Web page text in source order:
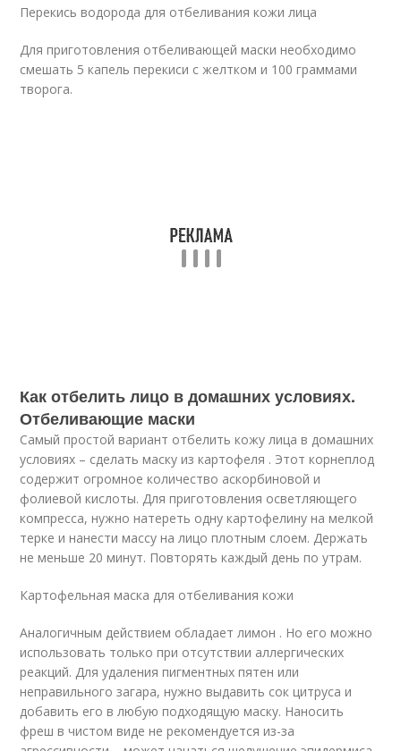
Перекись водорода для отбеливания кожи лица
Для приготовления отбеливающей маски необходимо
смешать 5 капель перекиси с желтком и 100 граммами
творога.
Как отбелить лицо в домашних условиях.
Отбеливающие маски
Самый простой вариант отбелить кожу лица в домашних
условиях – сделать маску из картофеля . Этот корнеплод
содержит огромное количество аскорбиновой и
фолиевой кислоты. Для приготовления осветляющего
компресса, нужно натереть одну картофелину на мелкой
терке и нанести массу на лицо плотным слоем. Держать
не меньше 20 минут. Повторять каждый день по утрам.
Картофельная маска для отбеливания кожи
Аналогичным действием обладает лимон . Но его можно
использовать только при отсутствии аллергических
реакций. Для удаления пигментных пятен или
неправильного загара, нужно выдавить сок цитруса и
добавить его в любую подходящую маску. Наносить
фреш в чистом виде не рекомендуется из-за